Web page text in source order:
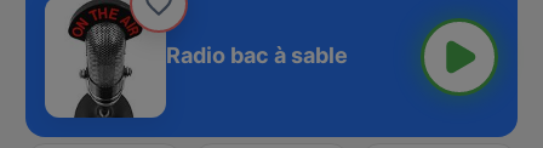
Radio bac à sable